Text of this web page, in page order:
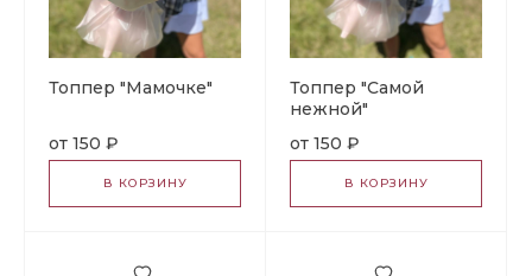
Топпер "Мамочке"
150 ₽
В КОРЗИНУ
Топпер "Самой
нежной"
150 ₽
В КОРЗИНУ